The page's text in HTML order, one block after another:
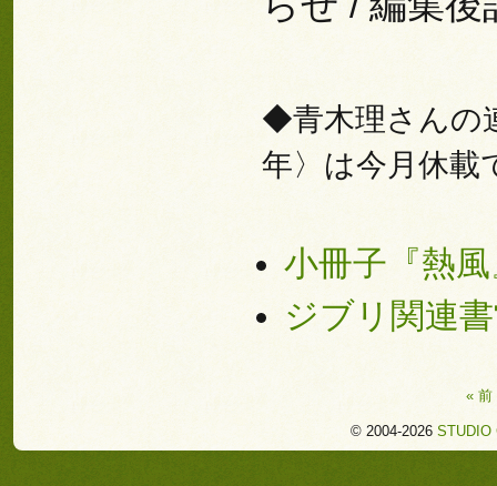
◆青木理さんの
年〉は今月休載
小冊子『熱
ジブリ関連
« 前
© 2004-2026 STUDIO